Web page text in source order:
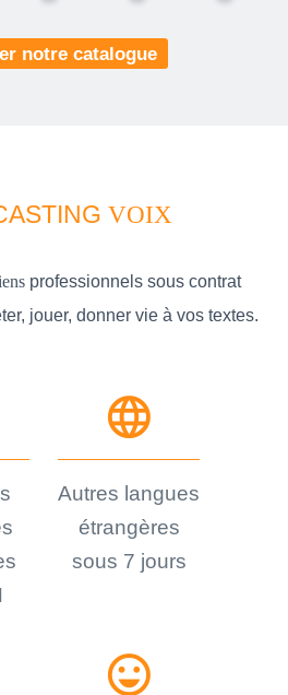
notre catalogue
VOIX
professionnels sous contrat
jouer, donner vie à vos textes.
language
Autres langues
étrangères
sous 7 jours
sentiment_very_satisfied